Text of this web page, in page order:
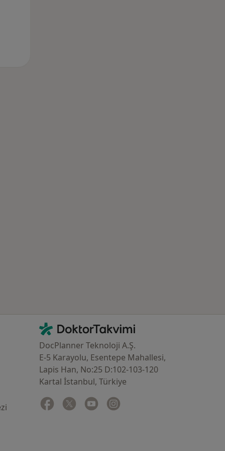
İletişim
DoktorTakvimi - Ana Sayfa
DocPlanner Teknoloji A.Ş.
E-5 Karayolu, Esentepe Mahallesi,
Lapis Han, No:25 D:102-103-120
Kartal İstanbul, Türkiye
Facebook
yeni bir sekmede açılır
Twitter
yeni bir sekmede açılır
Youtube
yeni bir sekmede açılır